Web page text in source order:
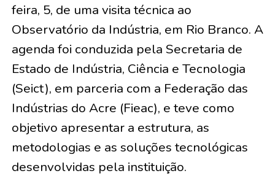
feira, 5, de uma visita técnica ao
Observatório da Indústria, em Rio Branco. A
agenda foi conduzida pela Secretaria de
Estado de Indústria, Ciência e Tecnologia
(Seict), em parceria com a Federação das
Indústrias do Acre (Fieac), e teve como
objetivo apresentar a estrutura, as
metodologias e as soluções tecnológicas
desenvolvidas pela instituição.